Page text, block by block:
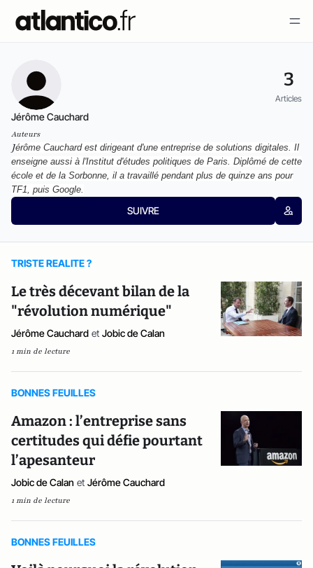
3
Articles
Jérôme Cauchard
Auteurs
Jérôme Cauchard est dirigeant d'une entreprise de solutions digitales. Il
enseigne aussi à l'Institut d'études politiques de Paris. Diplômé de cette
école et de la Sorbonne, il a travaillé pendant plus de quinze ans pour
TF1, puis Google.
SUIVRE
TRISTE REALITE ?
Le très décevant bilan de la
"révolution numérique"
Jérôme Cauchard et Jobic de Calan
1 min de lecture
BONNES FEUILLES
Amazon : l’entreprise sans
certitudes qui défie pourtant
l’apesanteur
Jobic de Calan et Jérôme Cauchard
1 min de lecture
BONNES FEUILLES